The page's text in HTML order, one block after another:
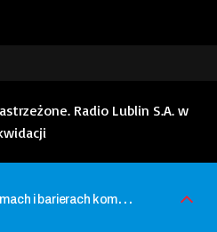
Radio Lublin S.A. w
P
owiedz mi – o szumach i barierach komunikacyjnych